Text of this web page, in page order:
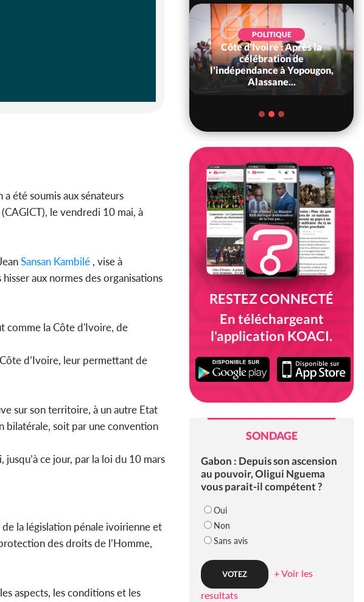
été soumis aux sénateurs
le vendredi 10 mai, à
Sansan Kambilé , vise à
aux normes des organisations
comme la Côte d'Ivoire, de
d’Ivoire, leur permettant de
sur son territoire, à un autre Etat
bilatérale, soit par une convention
ce jour, par la loi du 10 mars
la législation pénale ivoirienne et
des droits de l’Homme,
aspects, les conditions et les
POLITIQUE
Côte d'Ivoire : Après la
célébration de
l'indépendance à Yopougon,
Alassane...
RESTEZ CONNECTÉ
En téléchargeant
l'application KOACI.
SONDAGE
Gabon : Depuis son ascension
au pouvoir, Oligui Nguema
vous parait-il compétent ?
Oui
Non
Sans avis
+ Voir les
resultats